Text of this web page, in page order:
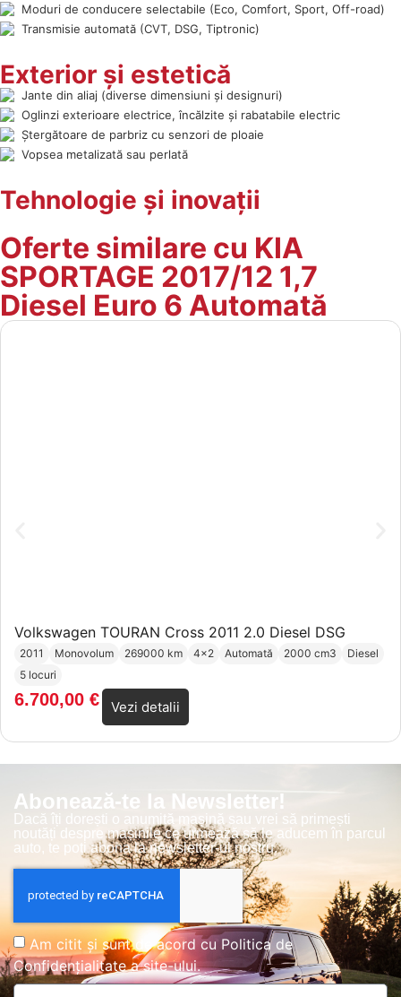
Moduri de conducere selectabile (Eco, Comfort, Sport, Off-road)
Transmisie automată (CVT, DSG, Tiptronic)
Exterior și estetică
Jante din aliaj (diverse dimensiuni și designuri)
Oglinzi exterioare electrice, încălzite și rabatabile electric
Ștergătoare de parbriz cu senzori de ploaie
Vopsea metalizată sau perlată
Tehnologie și inovații
Oferte similare cu KIA
SPORTAGE 2017/12 1,7
Diesel Euro 6 Automată
Volkswagen TOURAN Cross 2011 2.0 Diesel DSG
2011 Monovolum 269000 km 4x2 Automată 2000 cm3
Diesel
5 locuri
6.700,00 € Vezi detalii
Abonează-te la Newsletter!
Dacă îți dorești o anumită mașină sau vrei să primești
noutăți despre mașinile ce urmează să le aducem în parcul
auto, te poți abona la newsletter-ul nostru.
Am citit și sunt de acord cu Politica de
Confidențialitatea site-ului.